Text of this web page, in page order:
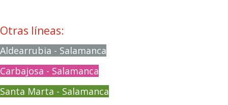
Otras líneas:
Aldearrubia - Salamanca
Carbajosa - Salamanca
Santa Marta - Salamanca